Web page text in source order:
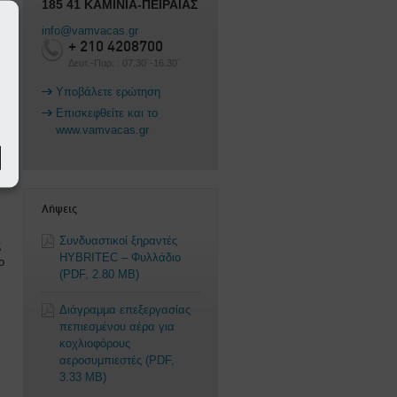
185 41 ΚΑΜΙΝΙΑ-ΠΕΙΡΑΙΑΣ
info@vamvacas.gr
+ 210 4208700
Δευτ.-Παρ. : 07.30΄-16.30΄
Υποβάλετε ερώτηση
Επισκεφθείτε και το
www.vamvacas.gr
Λήψεις
Συνδυαστικοί ξηραντές
HYBRITEC – Φυλλάδιο
(PDF, 2.80 MB)
Διάγραμμα επεξεργασίας
πεπιεσμένου αέρα για
κοχλιοφόρους
αεροσυμπιεστές (PDF,
3.33 MB)